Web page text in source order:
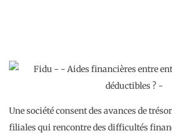
Une société consent des avances de
filiales qui rencontre des difficultés